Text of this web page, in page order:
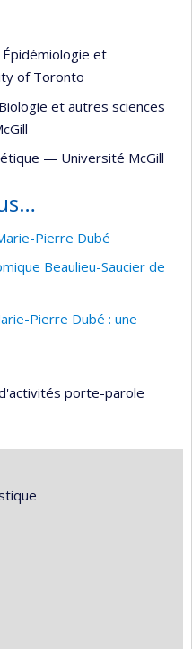
Épidémiologie et
of Toronto
Biologie et autres sciences
— Université McGill
Pierre Dubé
Beaulieu-Saucier de
Pierre Dubé : une
porte-parole